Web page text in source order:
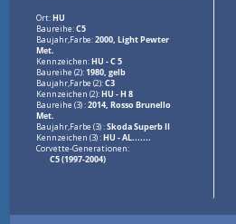
Ort:HU
Baureihe:C5
Baujahr,Farbe:2000, Light Pewter
Met.
Kennzeichen:HU - C 5
Baureihe (2):1980, gelb
Baujahr,Farbe (2):C3
Kennzeichen (2):HU - H 8
Baureihe (3) :2014, Rosso Brunello
Met.
Baujahr,Farbe (3) :Skoda Superb II
Kennzeichen (3) :HU - AL.......
Corvette-Generationen:
C5 (1997-2004)